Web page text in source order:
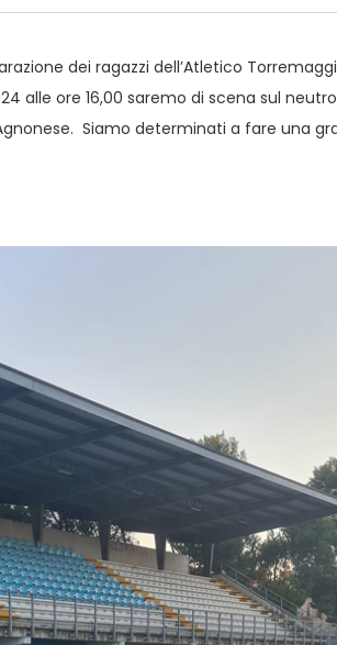
dei ragazzi dell’Atletico
alle ore 16,00 saremo di scena sul
Siamo determinati a fare una